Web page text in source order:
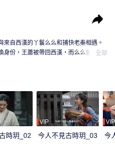
自西漢的丫鬟么么和捕快老秦相遇。
身份，王蕭被帶回西漢，而么么留在現
全部
時玥_02
VIP
今人不見古時玥_03
VIP
今